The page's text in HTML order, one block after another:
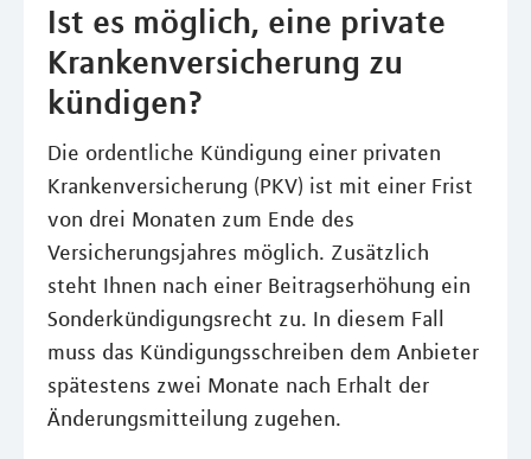
Ist es möglich, eine private
Krankenversicherung zu
kündigen?
Die ordentliche Kündigung einer privaten
Krankenversicherung (PKV) ist mit einer Frist
von drei Monaten zum Ende des
Versicherungsjahres möglich. Zusätzlich
steht Ihnen nach einer Beitragserhöhung ein
Sonderkündigungsrecht zu. In diesem Fall
muss das Kündigungsschreiben dem Anbieter
spätestens zwei Monate nach Erhalt der
Änderungsmitteilung zugehen.